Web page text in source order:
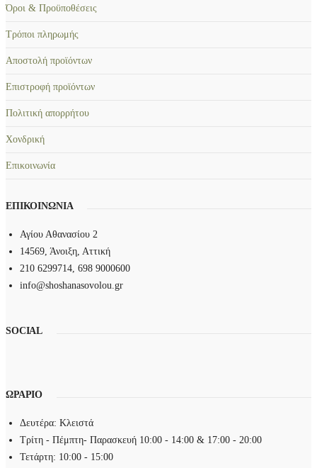
Όροι & Προϋποθέσεις
Τρόποι πληρωμής
Αποστολή προϊόντων
Επιστροφή προϊόντων
Πολιτική απορρήτου
Χονδρική
Επικοινωνία
ΕΠΙΚΟΙΝΩΝΙΑ
Αγίου Αθανασίου 2
14569, Άνοιξη, Αττική
210 6299714, 698 9000600
info@shoshanasovolou.gr
SOCIAL
ΩΡΑΡΙΟ
Δευτέρα: Κλειστά
Τρίτη - Πέμπτη- Παρασκευή 10:00 - 14:00 & 17:00 - 20:00
Τετάρτη: 10:00 - 15:00